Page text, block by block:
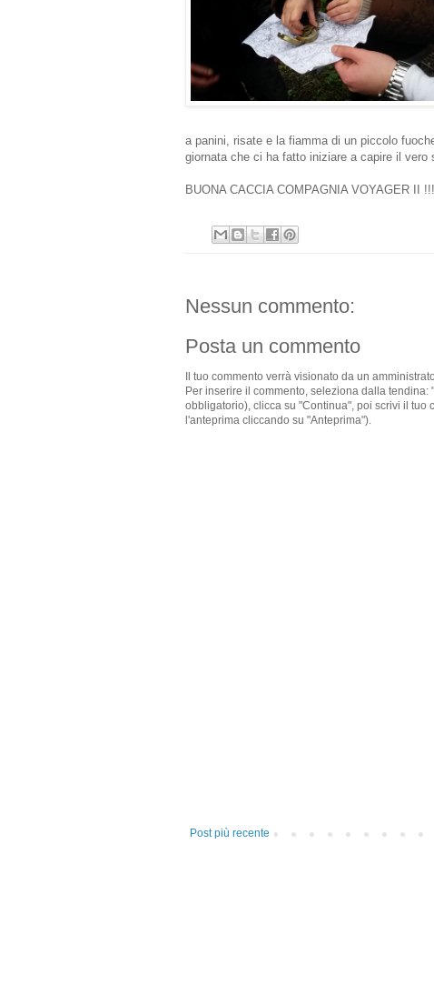
a panini, risate e la fiamma di un piccolo
giornata che ci ha fatto iniziare a capire il vero
BUONA CACCIA COMPAGNIA VOYAGER II !!!
Nessun commento:
Posta un commento
Il tuo commento verrà visionato da un
Per inserire il commento, seleziona dalla
obbligatorio), clicca su "Continua", poi scrivi il tuo
l'anteprima cliccando su "Anteprima").
Post più recente